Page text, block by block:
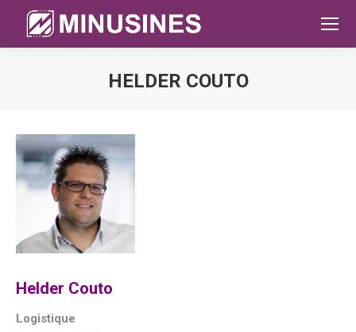
HELDER COUTO
Helder Couto
Logistique